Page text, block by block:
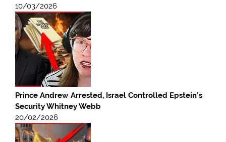
10/03/2026
Prince Andrew Arrested, Israel Controlled Epstein’s
Security Whitney Webb
20/02/2026